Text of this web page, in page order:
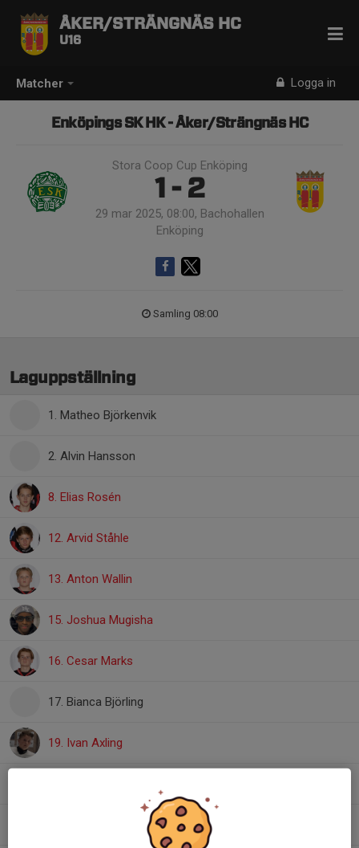
Matcher Logga in
ÅKER/STRÄNGNÄS HC
U16
Enköpings SK HK - Åker/Strängnäs HC
Stora Coop Cup Enköping
1 - 2
29 mar 2025, 08:00, Bachohallen
Enköping
Samling 08:00
Laguppställning
1. Matheo Björkenvik
2. Alvin Hansson
8. Elias Rosén
12. Arvid Ståhle
13. Anton Wallin
15. Joshua Mugisha
16. Cesar Marks
17. Bianca Björling
19. Ivan Axling